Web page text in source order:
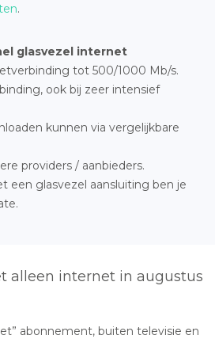
.
glasvezel internet
tot 500/1000 Mb/s.
ook bij zeer intensief
kunnen via vergelijkbare
providers / aanbieders.
een glasvezel aansluiting ben je
alleen internet in augustus
abonnement, buiten televisie en